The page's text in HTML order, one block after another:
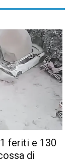
feriti e 130
di